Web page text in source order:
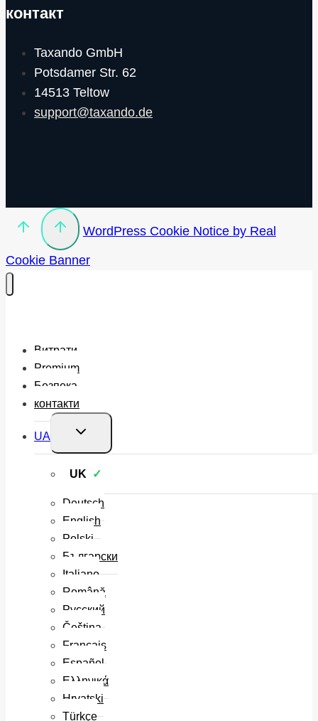
контакт
Taxando GmbH
Potsdamer Str. 62
14513 Teltow
support@taxando.de
WordPress Cookie Notice by Real
Cookie Banner
Витрати
Premium
Безпека
контакти
UA
Перемкнути
нащадка
UK
Deutsch
English
Polski
Български
Italiano
Română
Русский
Čeština
Français
Español
Ελληνικά
Hrvatski
Türkçe